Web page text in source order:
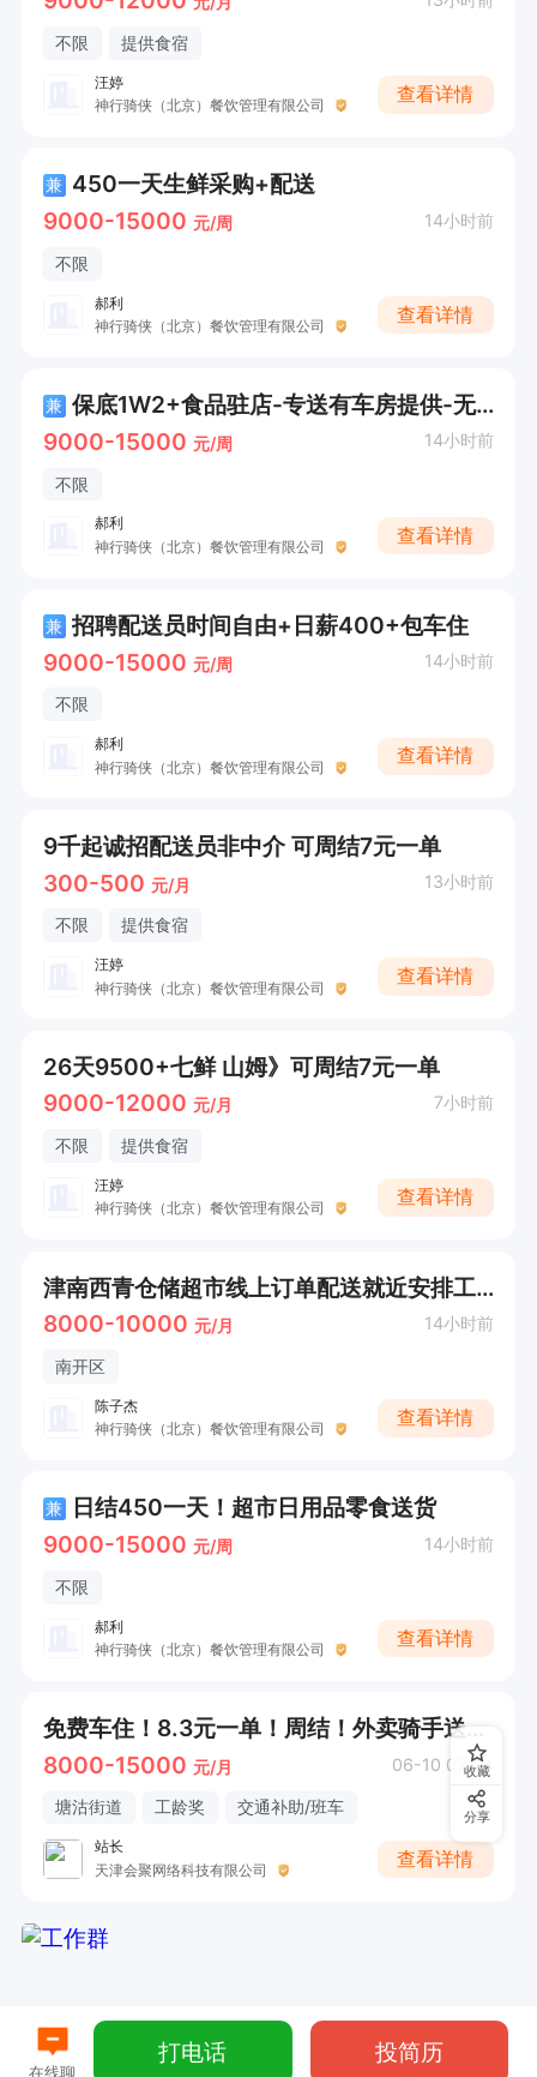
不限 提供食宿
汪婷
神行骑侠（北京）餐饮管理有限公司
查看详情
兼 450一天生鲜采购+配送
9000-15000 元/周 14小时前
不限
郝利
神行骑侠（北京）餐饮管理有限公司
查看详情
兼
保底1W2+食品驻店-专送有车房提供-无需经验
9000-15000 元/周 14小时前
不限
郝利
神行骑侠（北京）餐饮管理有限公司
查看详情
兼 招聘配送员时间自由+日薪400+包车住
9000-15000 元/周 14小时前
不限
郝利
神行骑侠（北京）餐饮管理有限公司
查看详情
9千起诚招配送员非中介 可周结7元一单
300-500 元/月 13小时前
不限 提供食宿
汪婷
神行骑侠（北京）餐饮管理有限公司
查看详情
26天9500+七鲜 山姆》可周结7元一单
9000-12000 元/月 7小时前
不限 提供食宿
汪婷
神行骑侠（北京）餐饮管理有限公司
查看详情
津南西青仓储超市线上订单配送就近安排工作时间自由每天300+收入，可以周结工资
8000-10000 元/月 14小时前
南开区
陈子杰
神行骑侠（北京）餐饮管理有限公司
查看详情
兼
日结450一天！超市日用品零食送货
9000-15000 元/周 14小时前
不限
郝利
神行骑侠（北京）餐饮管理有限公司
查看详情
8000-15000 元/月 06-10 02:04
塘沽街道 工龄奖 交通补助/班车
站长
天津会聚网络科技有限公司
查看详情
收藏
分享
在线聊
打电话 投简历